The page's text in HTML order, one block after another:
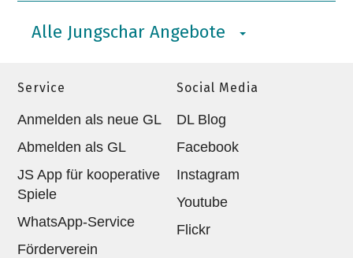
Alle Jungschar Angebote
Service
Anmelden als neue GL
Abmelden als GL
JS App für kooperative
Spiele
WhatsApp-Service
Förderverein
Social Media
DL Blog
Facebook
Instagram
Youtube
Flickr